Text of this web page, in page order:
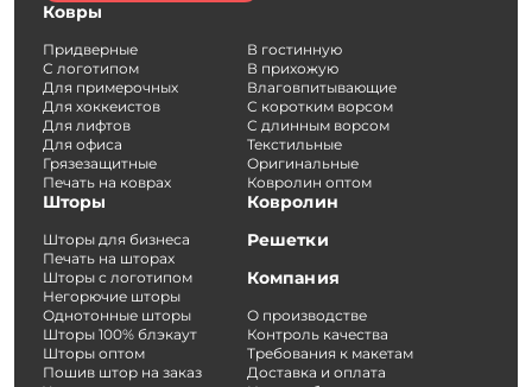
Ковры
Придверные
С логотипом
Для примерочных
Для хоккеистов
Для лифтов
Для офиса
Грязезащитные
Печать на коврах
В гостинную
В прихожую
Влаговпитывающие
С коротким ворсом
С длинным ворсом
Текстильные
Оригинальные
Ковролин оптом
Шторы
Шторы для бизнеса
Печать на шторах
Шторы с логотипом
Негорючие шторы
Однотонные шторы
Шторы 100% блэкаут
Шторы оптом
Пошив штор на заказ
Ковролин
Решетки
Компания
О производстве
Контроль качества
Требования к макетам
Доставка и оплата